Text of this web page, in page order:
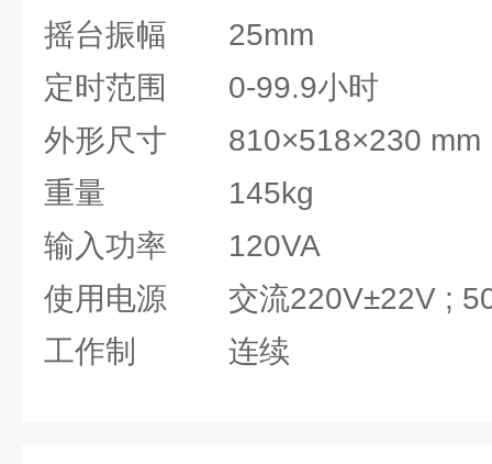
摇台振幅 25mm
定时范围 0-99.9小时
外形尺寸 810×518×230 mm
重量 145kg
输入功率 120VA
使用电源 交流220V±22V ;
工作制 连续